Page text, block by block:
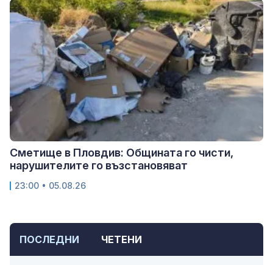
ПОСЛЕДНИ ЧЕТЕНИ
Сметище в Пловдив: Общината го чисти,
нарушителите го възстановяват
23:00 • 05.08.26